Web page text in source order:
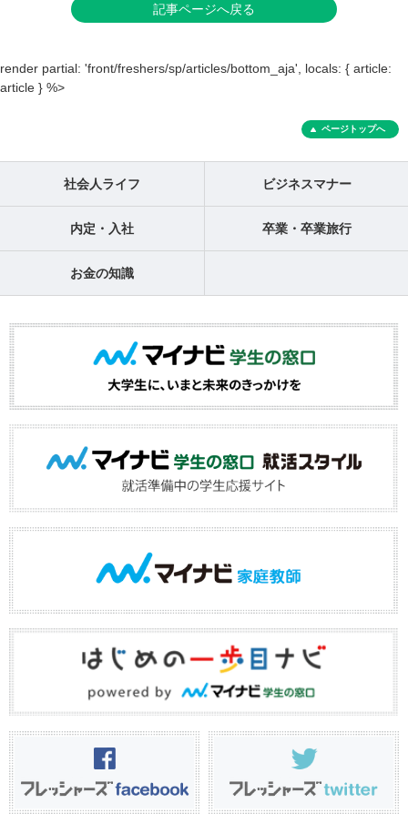
記事ページへ戻る
render partial: 'front/freshers/sp/articles/bottom_aja', locals: { article:
article } %>
ページトップへ
社会人ライフ ビジネスマナー
内定・入社 卒業・卒業旅行
お金の知識